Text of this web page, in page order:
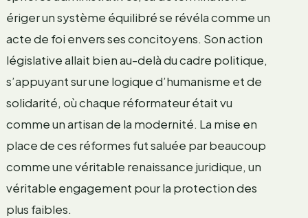
ériger un système équilibré se révéla comme un
acte de foi envers ses concitoyens. Son action
législative allait bien au-delà du cadre politique,
s’appuyant sur une logique d’humanisme et de
solidarité, où chaque réformateur était vu
comme un artisan de la modernité. La mise en
place de ces réformes fut saluée par beaucoup
comme une véritable renaissance juridique, un
véritable engagement pour la protection des
plus faibles.